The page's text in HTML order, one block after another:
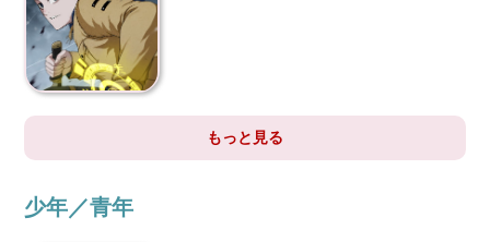
もっと見る
少年／青年